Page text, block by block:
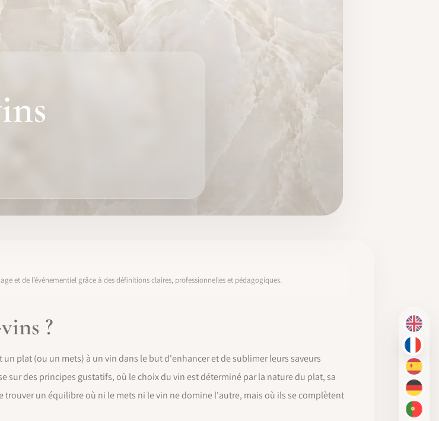
EN
FR
ES
DE
PT-BR
et de l’événementiel grâce à des définitions claires, professionnelles et pédagogiques.
?
plat (ou un mets) à un vin dans le but d'enhancer et de sublimer leurs saveurs
des principes gustatifs, où le choix du vin est déterminé par la nature du plat, sa
un équilibre où ni le mets ni le vin ne domine l'autre, mais où ils se complètent